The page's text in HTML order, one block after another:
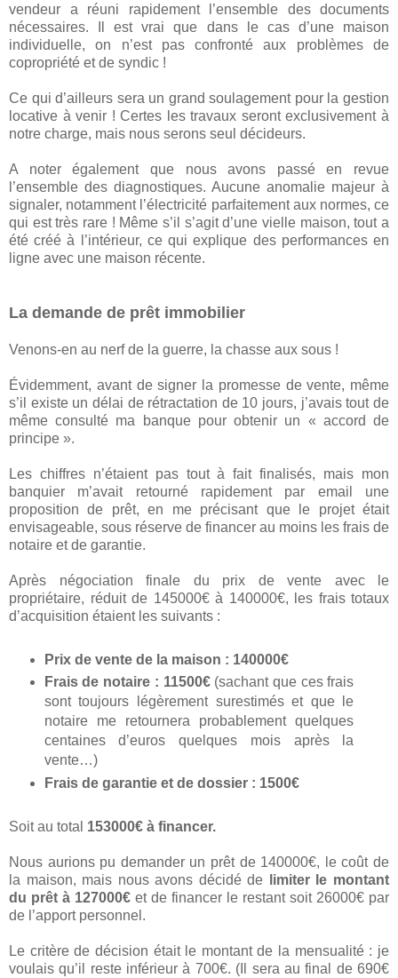
vendeur a réuni rapidement l’ensemble des documents
nécessaires. Il est vrai que dans le cas d’une maison
individuelle, on n’est pas confronté aux problèmes de
copropriété et de syndic !
Ce qui d’ailleurs sera un grand soulagement pour la gestion
locative à venir ! Certes les travaux seront exclusivement à
notre charge, mais nous serons seul décideurs.
A noter également que nous avons passé en revue
l’ensemble des diagnostiques. Aucune anomalie majeur à
signaler, notamment l’électricité parfaitement aux normes, ce
qui est très rare ! Même s’il s’agit d’une vielle maison, tout a
été créé à l’intérieur, ce qui explique des performances en
ligne avec une maison récente.
La demande de prêt immobilier
Venons-en au nerf de la guerre, la chasse aux sous !
Évidemment, avant de signer la promesse de vente, même
s’il existe un délai de rétractation de 10 jours, j’avais tout de
même consulté ma banque pour obtenir un « accord de
principe ».
Les chiffres n’étaient pas tout à fait finalisés, mais mon
banquier m’avait retourné rapidement par email une
proposition de prêt, en me précisant que le projet était
envisageable, sous réserve de financer au moins les frais de
notaire et de garantie.
Après négociation finale du prix de vente avec le
propriétaire, réduit de 145000€ à 140000€, les frais totaux
d’acquisition étaient les suivants :
Prix de vente de la maison : 140000€
Frais de notaire : 11500€(sachant que ces frais
sont toujours légèrement surestimés et que le
notaire me retournera probablement quelques
centaines d’euros quelques mois après la
vente…)
Frais de garantie et de dossier : 1500€
Soit au total 153000€ à financer.
Nous aurions pu demander un prêt de 140000€, le coût de
la maison, mais nous avons décidé de
limiter le montant
du prêt à 127000€ et de financer le restant soit 26000€ par
de l’apport personnel.
Le critère de décision était le montant de la mensualité : je
voulais qu’il reste inférieur à 700€. (Il sera au final de 690€